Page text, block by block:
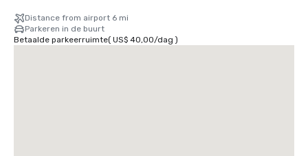
Distance from airport 6 mi
Parkeren in de buurt
Betaalde parkeerruimte( US$ 40,00/dag )